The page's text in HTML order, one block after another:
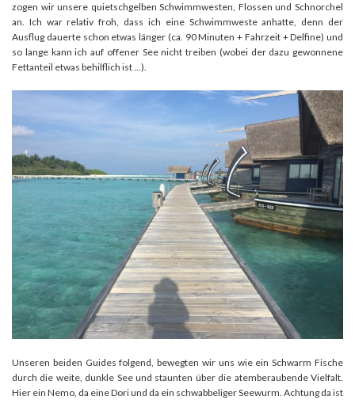
zogen wir unsere quietschgelben Schwimmwesten, Flossen und Schnorchel
an. Ich war relativ froh, dass ich eine Schwimmweste anhatte, denn der
Ausflug dauerte schon etwas länger (ca. 90 Minuten + Fahrzeit + Delfine) und
so lange kann ich auf offener See nicht treiben (wobei der dazu gewonnene
Fettanteil etwas behilflich ist …).
Unseren beiden Guides folgend, bewegten wir uns wie ein Schwarm Fische
durch die weite, dunkle See und staunten über die atemberaubende Vielfalt.
Hier ein Nemo, da eine Dori und da ein schwabbeliger Seewurm. Achtung da ist